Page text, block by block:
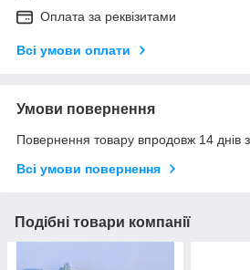
Оплата за реквізитами
Всі умови оплати
Умови повернення
Повернення товару впродовж 14 днів
Всі умови повернення
Подібні товари компанії